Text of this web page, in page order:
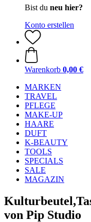
Bist du neu hier?
Konto erstellen
Warenkorb 0,00 €
MARKEN
TRAVEL
PFLEGE
MAKE-UP
HAARE
DUFT
K-BEAUTY
TOOLS
SPECIALS
SALE
MAGAZIN
von Pip Studio